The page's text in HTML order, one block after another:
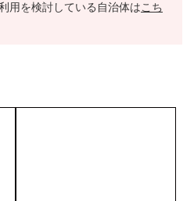
用を検討している自治体はこち